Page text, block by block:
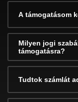
A támogatásom
Milyen jogi
támogatásra?
Tudtok számlát